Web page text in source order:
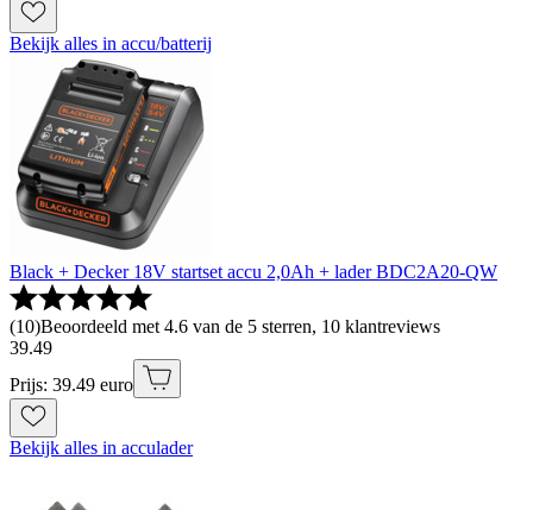
Bekijk alles in accu/batterij
Black + Decker 18V startset accu 2,0Ah + lader BDC2A20-QW
(10)Beoordeeld met 4.6 van de 5 sterren, 10 klantreviews
39.49
Prijs: 39.49 euro
Bekijk alles in acculader